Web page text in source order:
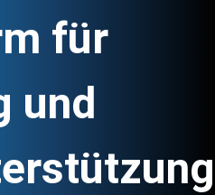
für
und